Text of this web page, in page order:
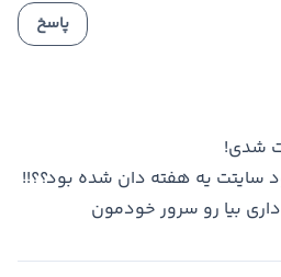
شدی!
سایتت یه هفته دان شده بود؟؟!!
بیا رو سرور خودمون
پاسخ